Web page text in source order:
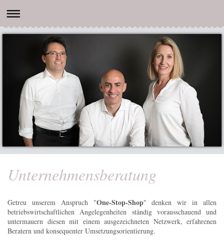
Unternehmensberatung
Getreu unserem Anspruch "One-Stop-Shop" denken wir in allen
betriebswirtschaftlichen Angelegenheiten ständig vorausschauend und
untermauern diesen mit einem ausgezeichneten Netzwerk, erfahrenen
Beratern und konsequenter Umsetzungsorientierung.